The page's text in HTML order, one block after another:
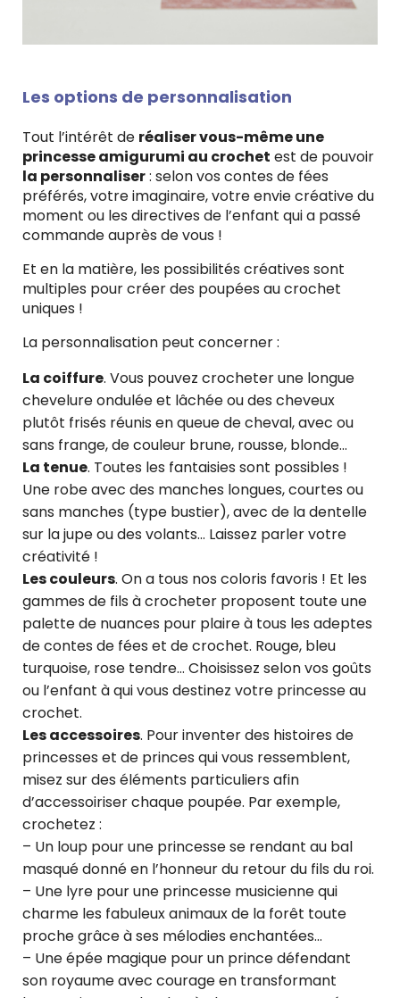
Les options de personnalisation
Tout l’intérêt de réaliser vous-même une
princesse amigurumi au crochet est de pouvoir
la personnaliser: selon vos contes de fées
préférés, votre imaginaire, votre envie créative du
moment ou les directives de l’enfant qui a passé
commande auprès de vous !
Et en la matière, les possibilités créatives sont
multiples pour créer des poupées au crochet
uniques !
La personnalisation peut concerner :
La coiffure. Vous pouvez crocheter une longue
chevelure ondulée et lâchée ou des cheveux
plutôt frisés réunis en queue de cheval, avec ou
sans frange, de couleur brune, rousse, blonde…
La tenue. Toutes les fantaisies sont possibles !
Une robe avec des manches longues, courtes ou
sans manches (type bustier), avec de la dentelle
sur la jupe ou des volants… Laissez parler votre
créativité !
Les couleurs. On a tous nos coloris favoris ! Et les
gammes de fils à crocheter proposent toute une
palette de nuances pour plaire à tous les adeptes
de contes de fées et de crochet. Rouge, bleu
turquoise, rose tendre… Choisissez selon vos goûts
ou l’enfant à qui vous destinez votre princesse au
crochet.
Les accessoires. Pour inventer des histoires de
princesses et de princes qui vous ressemblent,
misez sur des éléments particuliers afin
d’accessoiriser chaque poupée. Par exemple,
crochetez :
– Un loup pour une princesse se rendant au bal
masqué donné en l’honneur du retour du fils du roi.
– Une lyre pour une princesse musicienne qui
charme les fabuleux animaux de la forêt toute
proche grâce à ses mélodies enchantées…
– Une épée magique pour un prince défendant
son royaume avec courage en transformant